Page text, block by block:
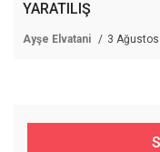
YARATILIŞ
Ayşe Elvatani 3